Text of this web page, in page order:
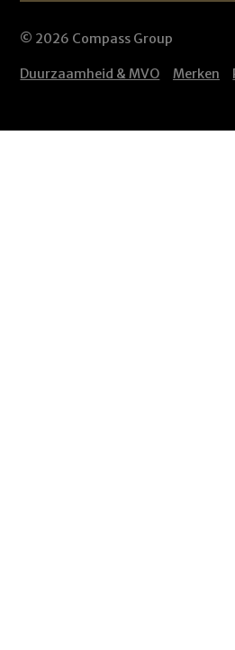
© 2026 Compass Group
Duurzaamheid & MVO Merken